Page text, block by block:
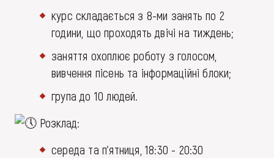
курс складається з 8-ми занять по 2
години, що проходять двічі на тиждень;
заняття охоплює роботу з голосом,
вивчення пісень та інформаційні блоки;
група до 10 людей.
Розклад:
середа та п’ятниця, 18:30 - 20:30